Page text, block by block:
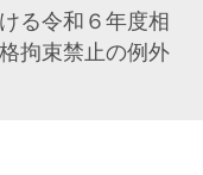
る令和６年度相
拘束禁止の例外